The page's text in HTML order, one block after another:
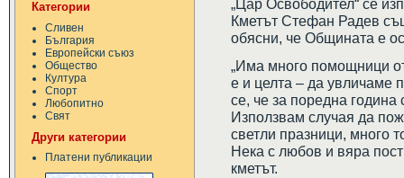
Категории
Сливен
България
Европейски съюз
Общество
Култура
Спорт
Любопитно
Свят
Други категории
Платени публикации
„Цар Освободител“ се
Кметът Стефан Радев
обясни, че Общината е
„Има много помощници
е и целта – да увличаме
се, че за поредна година
Използвам случая да
светли празници, много
Нека с любов и вяра
кметът.